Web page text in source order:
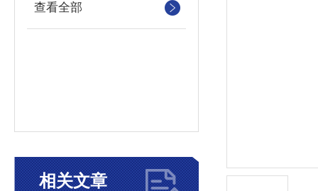
查看全部
相关文章